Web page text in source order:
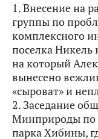
1. Внесение на
группы по
комплексного
поселка Никель
на который
вынесено
«сыроват» и
2. Заседание
Минприроды по
парка Хибины,